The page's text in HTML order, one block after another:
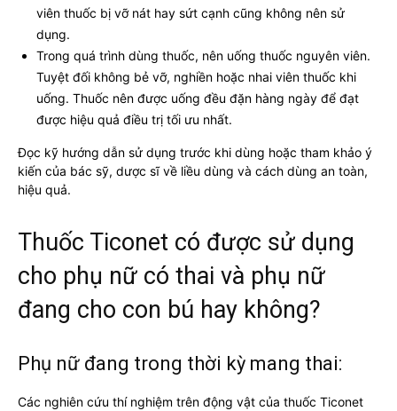
viên thuốc bị vỡ nát hay sứt cạnh cũng không nên sử
dụng.
Trong quá trình dùng thuốc, nên uống thuốc nguyên viên.
Tuyệt đối không bẻ vỡ, nghiền hoặc nhai viên thuốc khi
uống. Thuốc nên được uống đều đặn hàng ngày để đạt
được hiệu quả điều trị tối ưu nhất.
Đọc kỹ hướng dẫn sử dụng trước khi dùng hoặc tham khảo ý
kiến của bác sỹ, dược sĩ về liều dùng và cách dùng an toàn,
hiệu quả.
Thuốc Ticonet có được sử dụng
cho phụ nữ có thai và phụ nữ
đang cho con bú hay không?
Phụ nữ đang trong thời kỳ mang thai:
Các nghiên cứu thí nghiệm trên động vật của thuốc Ticonet